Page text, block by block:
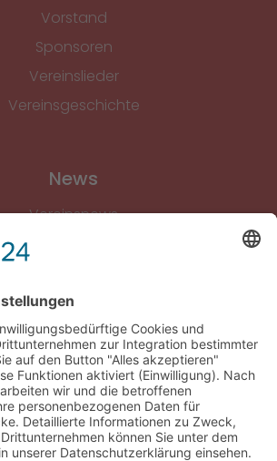
Vorstand
Sponsoren
Vereinslieder
Vereinsgeschichte
News
Vereinsnews
Gymnastik & Aerobic
Tischtennis
Footvolley
Sonstiges